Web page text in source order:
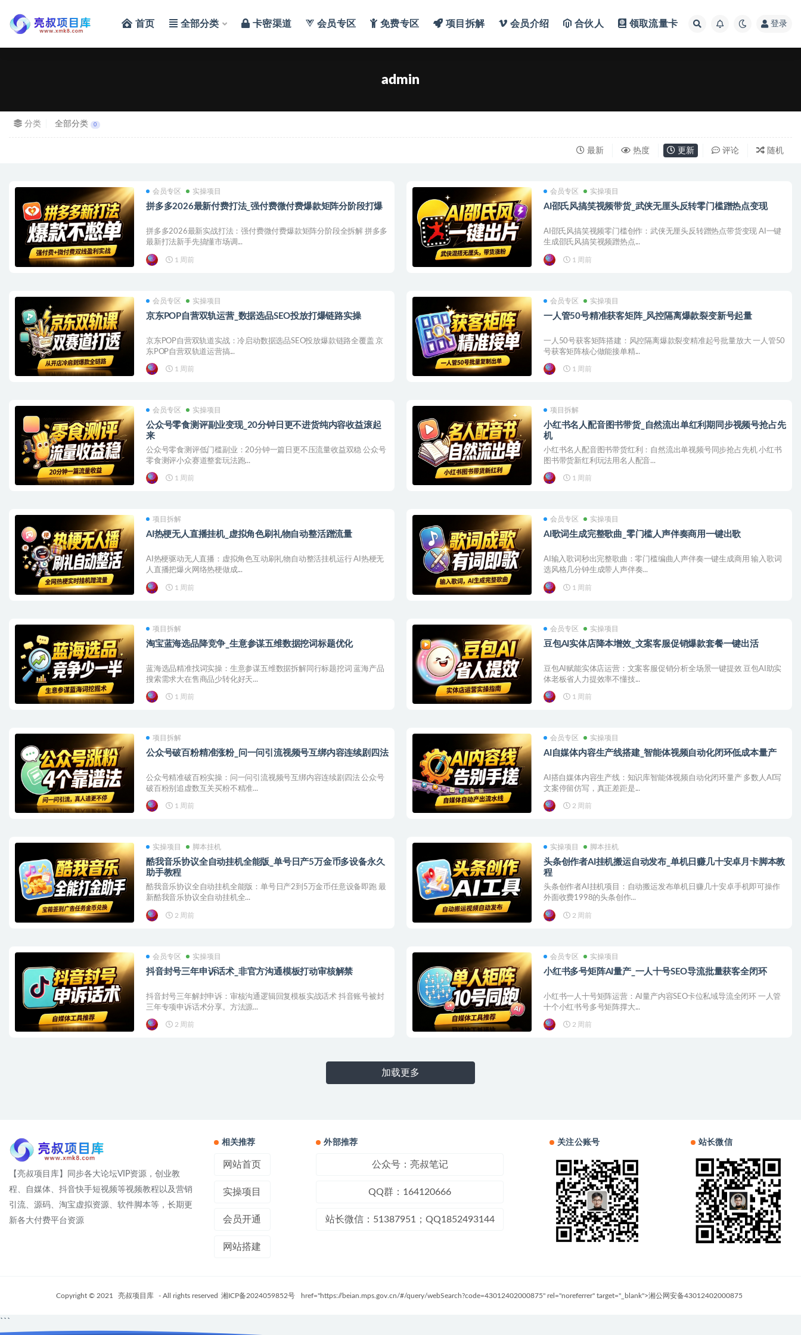
首页 全部分类 卡密渠道 会员专区 免费专区 项目拆解 会员介绍 合伙人 领取流量卡 登录
admin
分类 全部分类 0
最新 热度 更新 评论 随机
会员专区 实操项目
拼多多2026最新付费打法_强付费微付费爆款矩阵分阶段打爆
拼多多2026最新实战打法：强付费微付费爆款矩阵分阶段全拆解 拼多多
最新打法新手先搞懂市场调...
1 周前
会员专区 实操项目
AI邵氏风搞笑视频带货_武侠无厘头反转零门槛蹭热点变现
AI邵氏风搞笑视频零门槛创作：武侠无厘头反转蹭热点带货变现 AI一键
生成邵氏风搞笑视频蹭热点...
1 周前
会员专区 实操项目
京东POP自营双轨运营_数据选品SEO投放打爆链路实操
京东POP自营双轨道实战：冷启动数据选品SEO投放爆款链路全覆盖 京
东POP自营双轨道运营搞...
1 周前
会员专区 实操项目
一人管50号精准获客矩阵_风控隔离爆款裂变新号起量
一人50号获客矩阵搭建：风控隔离爆款裂变精准起号批量放大 一人管50
号获客矩阵核心做能接单精...
1 周前
会员专区 实操项目
公众号零食测评副业变现_20分钟日更不进货纯内容收益滚起
来
公众号零食测评低门槛副业：20分钟一篇日更不压流量收益双稳 公众号
零食测评小众赛道整套玩法跑...
1 周前
项目拆解
小红书名人配音图书带货_自然流出单红利期同步视频号抢占先
机
小红书名人配音图书带货红利：自然流出单视频号同步抢占先机 小红书
图书带货新红利玩法用名人配音...
1 周前
项目拆解
AI热梗无人直播挂机_虚拟角色刷礼物自动整活蹭流量
AI热梗驱动无人直播：虚拟角色互动刷礼物自动整活挂机运行 AI热梗无
人直播把爆火网络热梗做成...
1 周前
会员专区 实操项目
AI歌词生成完整歌曲_零门槛人声伴奏商用一键出歌
AI输入歌词秒出完整歌曲：零门槛编曲人声伴奏一键生成商用 输入歌词
选风格几分钟生成带人声伴奏...
1 周前
项目拆解
淘宝蓝海选品降竞争_生意参谋五维数据挖词标题优化
蓝海选品精准找词实操：生意参谋五维数据拆解同行标题挖词 蓝海产品
搜索需求大在售商品少转化好天...
1 周前
会员专区 实操项目
豆包AI实体店降本增效_文案客服促销爆款套餐一键出活
豆包AI赋能实体店运营：文案客服促销分析全场景一键提效 豆包AI助实
体老板省人力提效率不懂技...
1 周前
项目拆解
公众号破百粉精准涨粉_问一问引流视频号互绑内容连续剧四法
公众号精准破百粉实操：问一问引流视频号互绑内容连续剧四法 公众号
破百粉别追虚数互关买粉不精准...
1 周前
会员专区 实操项目
AI自媒体内容生产线搭建_智能体视频自动化闭环低成本量产
AI搭自媒体内容生产线：知识库智能体视频自动化闭环量产 多数人AI写
文案停留仿写，真正差距是...
2 周前
实操项目 脚本挂机
酷我音乐协议全自动挂机全能版_单号日产5万金币多设备永久
助手教程
酷我音乐协议全自动挂机全能版：单号日产2到5万金币任意设备即跑 最
新酷我音乐协议全自动挂机全...
2 周前
实操项目 脚本挂机
头条创作者AI挂机搬运自动发布_单机日赚几十安卓月卡脚本教
程
头条创作者AI挂机项目：自动搬运发布单机日赚几十安卓手机即可操作
外面收费1998的头条创作...
2 周前
会员专区 实操项目
抖音封号三年申诉话术_非官方沟通模板打动审核解禁
抖音封号三年解封申诉：审核沟通逻辑回复模板实战话术 抖音账号被封
三年专项申诉话术分享。方法源...
2 周前
会员专区 实操项目
小红书多号矩阵AI量产_一人十号SEO导流批量获客全闭环
小红书一人十号矩阵运营：AI量产内容SEO卡位私域导流全闭环 一人管
十个小红书号多号矩阵撑大...
2 周前
加载更多
【亮叔项目库】同步各大论坛VIP资源，创业教
程、自媒体、抖音快手短视频等视频教程以及营销
引流、源码、淘宝虚拟资源、软件脚本等，长期更
新各大付费平台资源
相关推荐
网站首页
实操项目
会员开通
网站搭建
外部推荐
公众号：亮叔笔记
QQ群：164120666
站长微信：51387951；QQ1852493144
关注公账号 站长微信
Copyright © 2021 亮叔项目库 - All rights reserved 湘ICP备2024059852号 href="https://beian.mps.gov.cn/#/query/webSearch?code=43012402000875" rel="noreferrer" target="_blank">湘公网安备43012402000875
```